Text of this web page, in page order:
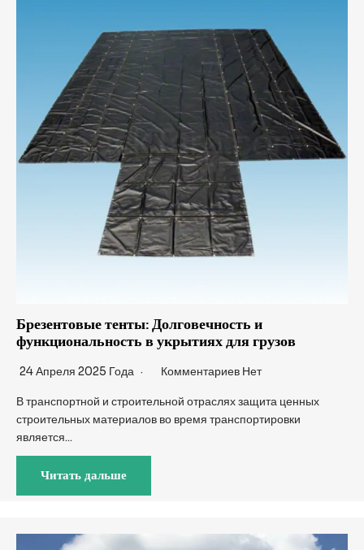
Брезентовые тенты: Долговечность и
функциональность в укрытиях для грузов
24 Апреля 2025 Года Комментариев Нет
В транспортной и строительной отраслях защита ценных
строительных материалов во время транспортировки
является...
Читать дальше